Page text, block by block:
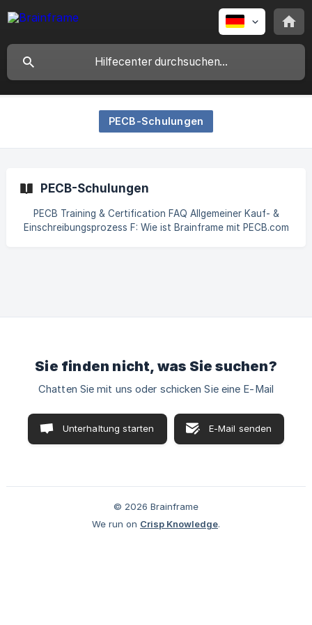
PECB-Schulungen
PECB-Schulungen
PECB Training & Certification FAQ Allgemeiner Kauf- &
Einschreibungsprozess F: Wie ist Brainframe mit PECB.com
Sie finden nicht, was Sie suchen?
Chatten Sie mit uns oder schicken Sie eine E-Mail
Unterhaltung starten E-Mail senden
© 2026 Brainframe
We run on Crisp Knowledge.